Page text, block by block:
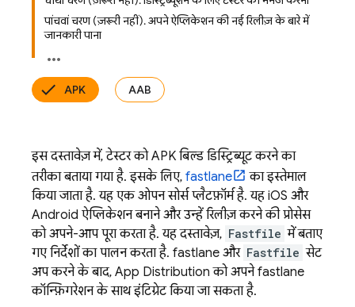
पांचवां चरण (ज़रूरी नहीं). अपने ऐप्लिकेशन की नई रिलीज़ के बारे में
जानकारी पाना
APK AAB
इस दस्तावेज़ में, टेस्टर को APK बिल्ड डिस्ट्रिब्यूट करने का
तरीका बताया गया है. इसके लिए, fastlane
का इस्तेमाल
किया जाता है. यह एक ओपन सोर्स प्लैटफ़ॉर्म है. यह iOS और
Android ऐप्लिकेशन बनाने और उन्हें रिलीज़ करने की प्रोसेस
को अपने-आप पूरा करता है. यह दस्तावेज़, Fastfile में बताए
गए निर्देशों का पालन करता है. fastlane और Fastfile सेट
अप करने के बाद, App Distribution को अपने fastlane
कॉन्फ़िगरेशन के साथ इंटिग्रेट किया जा सकता है.